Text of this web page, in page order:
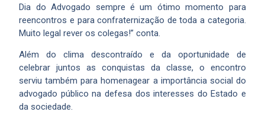
Dia do Advogado sempre é um ótimo momento para
reencontros e para confraternização de toda a categoria.
Muito legal rever os colegas!” conta.
Além do clima descontraído e da oportunidade de
celebrar juntos as conquistas da classe, o encontro
serviu também para homenagear a importância social do
advogado público na defesa dos interesses do Estado e
da sociedade.